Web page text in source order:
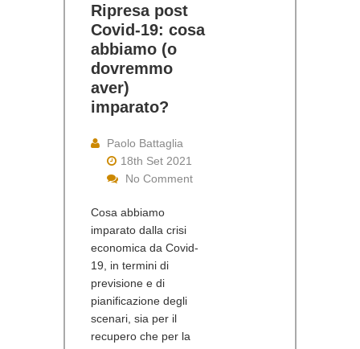
Ripresa post
Covid-19: cosa
abbiamo (o
dovremmo
aver)
imparato?
Paolo Battaglia
18th Set 2021
No Comment
Cosa abbiamo
imparato dalla crisi
economica da Covid-
19, in termini di
previsione e di
pianificazione degli
scenari, sia per il
recupero che per la